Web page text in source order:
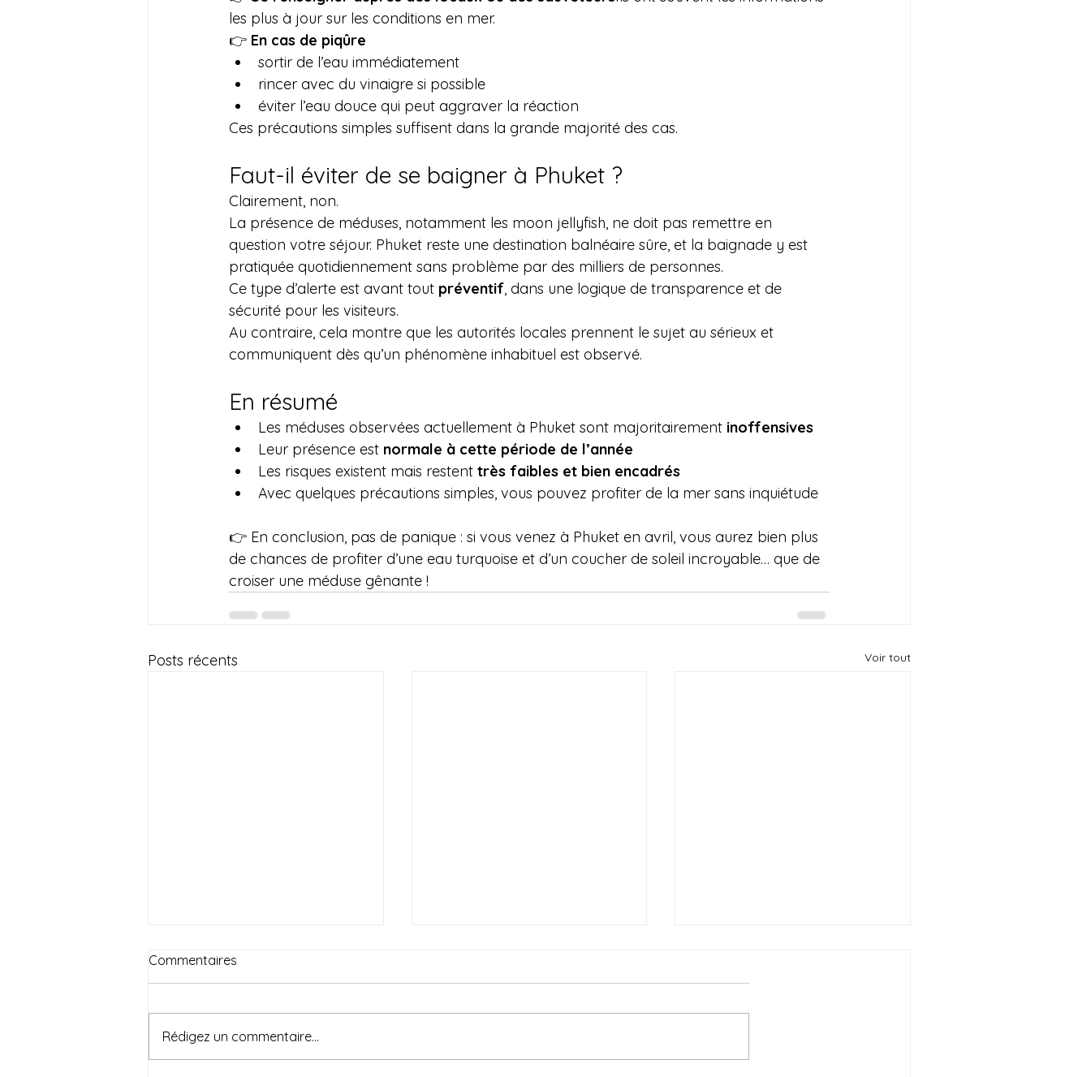
les plus à jour sur les conditions en mer.
👉 En cas de piqûre
sortir de l’eau immédiatement
rincer avec du vinaigre si possible
éviter l’eau douce qui peut aggraver la réaction
Ces précautions simples suffisent dans la grande majorité des cas.
Faut-il éviter de se baigner à Phuket ?
Clairement, non.
La présence de méduses, notamment les moon jellyfish, ne doit pas remettre en
question votre séjour. Phuket reste une destination balnéaire sûre, et la baignade y est
pratiquée quotidiennement sans problème par des milliers de personnes.
Ce type d’alerte est avant tout préventif, dans une logique de transparence et de
sécurité pour les visiteurs.
Au contraire, cela montre que les autorités locales prennent le sujet au sérieux et
communiquent dès qu’un phénomène inhabituel est observé.
En résumé
Les méduses observées actuellement à Phuket sont majoritairement inoffensives
Leur présence est normale à cette période de l’année
Les risques existent mais restent très faibles et bien encadrés
Avec quelques précautions simples, vous pouvez profiter de la mer sans inquiétude
👉 En conclusion, pas de panique : si vous venez à Phuket en avril, vous aurez bien plus
de chances de profiter d’une eau turquoise et d’un coucher de soleil incroyable… que de
croiser une méduse gênante !
Posts récents Voir tout
Commentaires
Rédigez un commentaire...